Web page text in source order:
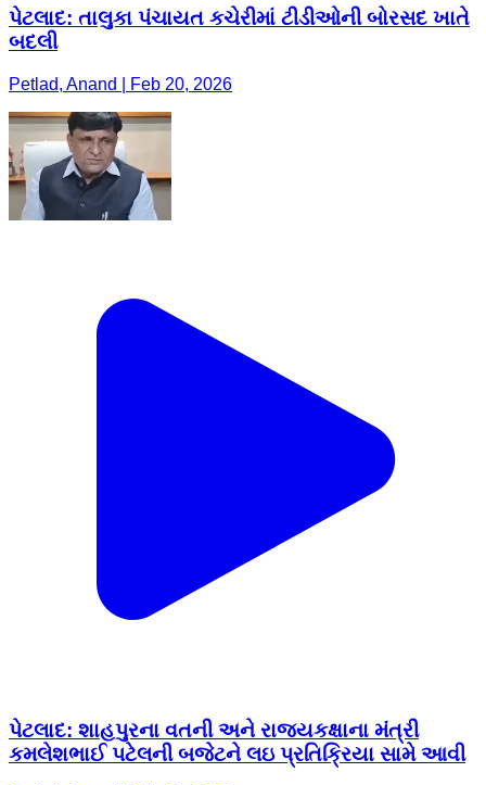
પેટલાદ: તાલુકા પંચાયત કચેરીમાં ટીડીઓની બોરસદ ખાતે
બદલી
Petlad, Anand | Feb 20, 2026
પેટલાદ: શાહપુરના વતની અને રાજ્યકક્ષાના મંત્રી
કમલેશભાઈ પટેલની બજેટને લઇ પ્રતિક્રિયા સામે આવી